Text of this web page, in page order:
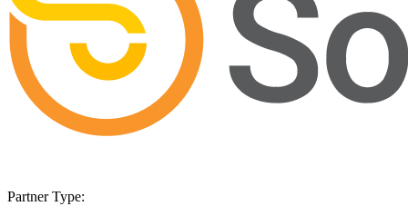
Partner Type: